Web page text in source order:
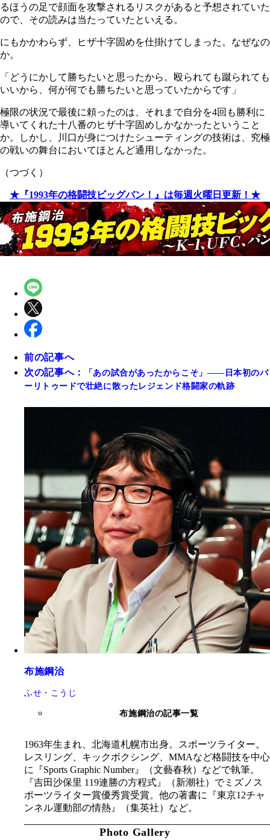
るほうの足で顔面を攻撃されるリスクがあると予想されていた
ので、その読みは当たっていたといえる。
にもかかわらず、ヒザ十字固めを仕掛けてしまった。なぜなの
か。
「どうにかして勝ちたいと思ったから。殴られても蹴られても
いいから、何が何でも勝ちたいと思っていたからです」
極限の状況で最後に頼ったのは、それまで自分を4回も勝利に
導いてくれた十八番のヒザ十字固めしかなかったということ
か。しかし、川口が身につけたシューティングの技術は、究極
の戦いの舞台においてほとんど通用しなかった。
（つづく）
★『1993年の格闘技ビッグバン！』は毎週火曜日更新！★
前の記事へ
次の記事へ：
「あの試合があったからこそ」――日本初のバ
ーリトゥードで壮絶に散ったレジェンド格闘家の軌跡
布施鋼治
ふせ・こうじ
布施鋼治の記事一覧
1963年生まれ、北海道札幌市出身。スポーツライター。
レスリング、キックボクシング、MMAなど格闘技を中心
に『Sports Graphic Number』（文藝春秋）などで執筆。
『吉田沙保里 119連勝の方程式』（新潮社）でミズノス
ポーツライター賞優秀賞受賞。他の著書に『東京12チャ
ンネル運動部の情熱』（集英社）など。
Photo Gallery